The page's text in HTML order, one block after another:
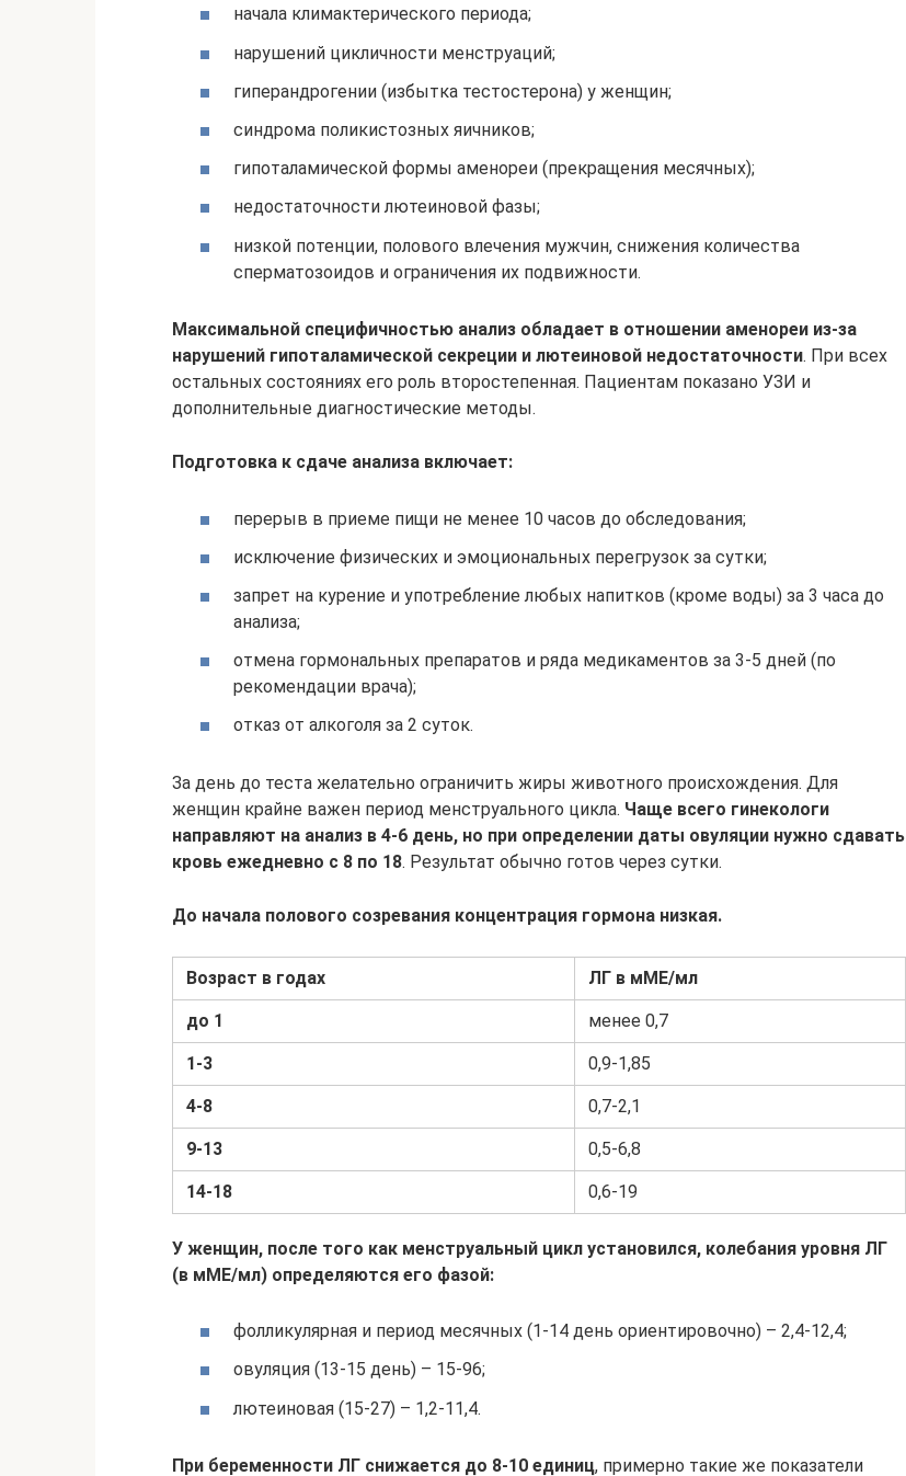
начала климактерического периода;
нарушений цикличности менструаций;
гиперандрогении (избытка тестостерона) у женщин;
синдрома поликистозных яичников;
гипоталамической формы аменореи (прекращения месячных);
недостаточности лютеиновой фазы;
низкой потенции, полового влечения мужчин, снижения количества
сперматозоидов и ограничения их подвижности.
Максимальной специфичностью анализ обладает в отношении аменореи из-за
нарушений гипоталамической секреции и лютеиновой недостаточности. При всех
остальных состояниях его роль второстепенная. Пациентам показано УЗИ и
дополнительные диагностические методы.
Подготовка к сдаче анализа включает:
перерыв в приеме пищи не менее 10 часов до обследования;
исключение физических и эмоциональных перегрузок за сутки;
запрет на курение и употребление любых напитков (кроме воды) за 3 часа до
анализа;
отмена гормональных препаратов и ряда медикаментов за 3-5 дней (по
рекомендации врача);
отказ от алкоголя за 2 суток.
За день до теста желательно ограничить жиры животного происхождения. Для
женщин крайне важен период менструального цикла. Чаще всего гинекологи
направляют на анализ в 4-6 день, но при определении даты овуляции нужно сдавать
кровь ежедневно с 8 по 18. Результат обычно готов через сутки.
До начала полового созревания концентрация гормона низкая.
Возраст в годах ЛГ в мМЕ/мл
до 1 менее 0,7
1-3 0,9-1,85
4-8 0,7-2,1
9-13 0,5-6,8
14-18 0,6-19
У женщин, после того как менструальный цикл установился, колебания уровня ЛГ
(в мМЕ/мл) определяются его фазой:
фолликулярная и период месячных (1-14 день ориентировочно) – 2,4-12,4;
овуляция (13-15 день) – 15-96;
лютеиновая (15-27) – 1,2-11,4.
При беременности ЛГ снижается до 8-10 единиц, примерно такие же показатели